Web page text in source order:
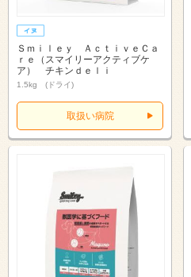
Ｓｍｉｌｅｙ ＡｃｔｉｖｅＣａ
ｒｅ（スマイリーアクティブケ
ア） チキンｄｅｌｉ
1.5kg (ドライ)
取扱い病院